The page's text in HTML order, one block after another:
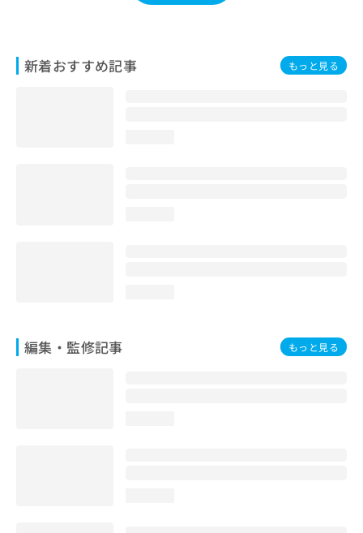
新着おすすめ記事 もっと見る
編集・監修記事 もっと見る
合
わ